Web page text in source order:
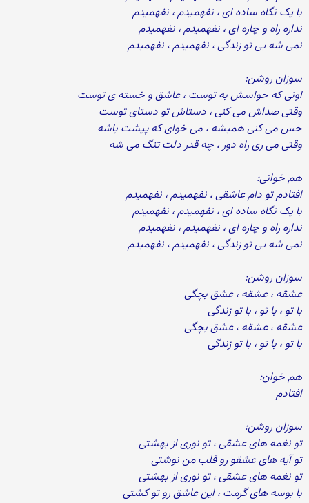
با یک نگاه ساده ای ، نفهمیدم ، نفهمیدم
نداره راه و چاره ای ، نفهمیدم ، نفهمیدم
نمی شه بی تو زندگی ، نفهمیدم ، نفهمیدم
سوزان روشن:
اونی که حواسش به توست ، عاشق و خسته ی توست
وقتی صداش می کنی ، دستاش تو دستای توست
حس می کنی همیشه ، می خوای که پیشت باشه
وقتی می ری راه دور ، چه قدر دلت تنگ می شه
هم خوانی:
افتادم تو دام عاشقی ، نفهمیدم ، نفهمیدم
با یک نگاه ساده ای ، نفهمیدم ، نفهمیدم
نداره راه و چاره ای ، نفهمیدم ، نفهمیدم
نمی شه بی تو زندگی ، نفهمیدم ، نفهمیدم
سوزان روشن:
عشقه ، عشقه ، عشق بچگی
با تو ، با تو ، با تو زندگی
عشقه ، عشقه ، عشق بچگی
با تو ، با تو ، با تو زندگی
هم خوان:
افتادم
سوزان روشن:
تو نغمه های عشقی ، تو نوری از بهشتی
تو آیه های عشقو رو قلب من نوشتی
تو نغمه های عشقی ، تو نوری از بهشتی
با بوسه های گرمت ، این عاشق رو تو کشتی